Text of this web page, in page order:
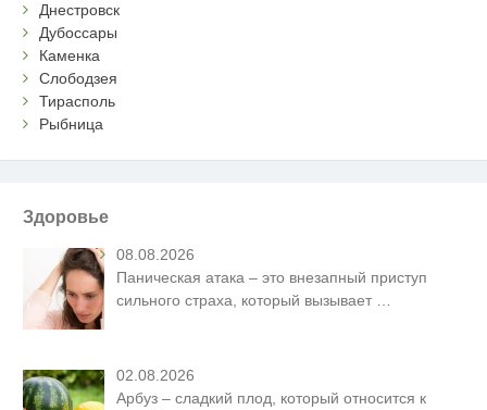
Днестровск
Дубоссары
Каменка
Слободзея
Тирасполь
Рыбница
Здоровье
08.08.2026
Паническая атака – это внезапный приступ
сильного страха, который вызывает
02.08.2026
Арбуз – сладкий плод, который относится к